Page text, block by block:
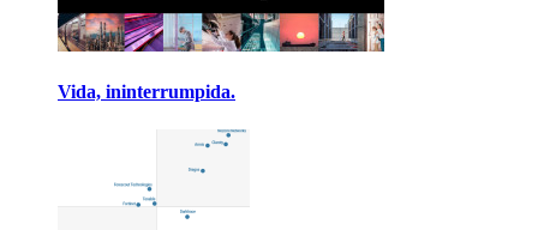
Vida, ininterrumpida.